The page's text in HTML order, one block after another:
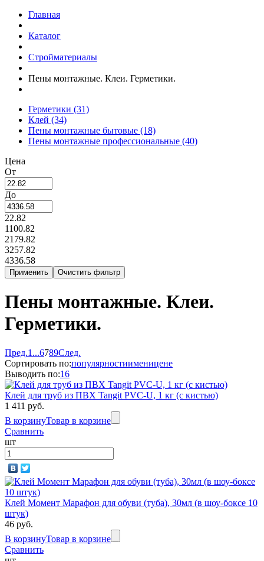
Главная
Каталог
Стройматериалы
Пены монтажные. Клеи. Герметики.
Герметики (31)
Клей (34)
Пены монтажные бытовые (18)
Пены монтажные профессиональные (40)
Цена
От
До
22.82
1100.82
2179.82
3257.82
4336.58
Пены монтажные. Клеи.
Герметики.
Пред.1 ...6789След.
Сортировать по:популярностиименицене
Выводить по:16
Клей для труб из ПВХ Tangit PVC-U, 1 кг (с кистью)
1 411 руб.
В корзинуТовар в корзине
Сравнить
шт
Клей Момент Марафон для обуви (туба), 30мл (в шоу-боксе 10
штук)
46 руб.
В корзинуТовар в корзине
Сравнить